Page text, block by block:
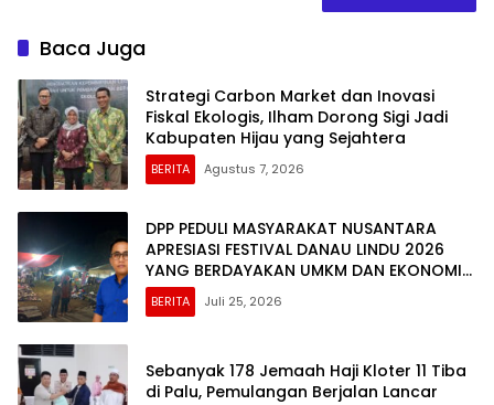
Baca Juga
Strategi Carbon Market dan Inovasi
Fiskal Ekologis, Ilham Dorong Sigi Jadi
Kabupaten Hijau yang Sejahtera
BERITA Agustus 7, 2026
DPP PEDULI MASYARAKAT NUSANTARA
APRESIASI FESTIVAL DANAU LINDU 2026
YANG BERDAYAKAN UMKM DAN EKONOMI
KERAKYATAN
BERITA Juli 25, 2026
Sebanyak 178 Jemaah Haji Kloter 11 Tiba
di Palu, Pemulangan Berjalan Lancar